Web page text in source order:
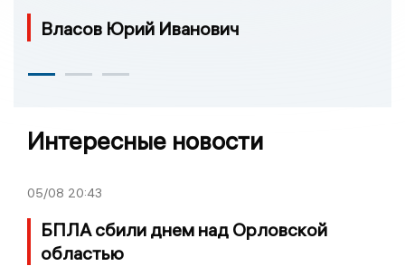
Власов Юрий Иванович
Интересные новости
05/08 20:43
БПЛА сбили днем над Орловской
областью